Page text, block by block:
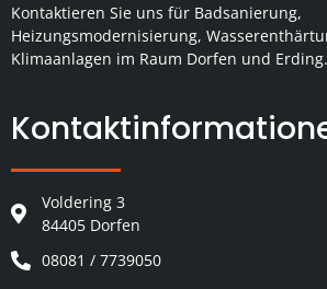
Kontaktieren Sie uns für Badsanierung,
Heizungsmodernisierung,
Klimaanlagen im Raum Dorfen und Erding.
Voldering 3
84405 Dorfen
08081 / 7739050